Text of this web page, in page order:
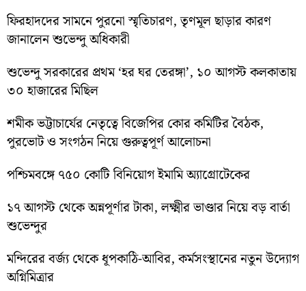
ফিরহাদদের সামনে পুরনো স্মৃতিচারণ, তৃণমূল ছাড়ার কারণ
জানালেন শুভেন্দু অধিকারী
শুভেন্দু সরকারের প্রথম ‘হর ঘর তেরঙ্গা’, ১০ আগস্ট কলকাতায়
৩০ হাজারের মিছিল
শমীক ভট্টাচার্যের নেতৃত্বে বিজেপির কোর কমিটির বৈঠক,
পুরভোট ও সংগঠন নিয়ে গুরুত্বপূর্ণ আলোচনা
পশ্চিমবঙ্গে ৭৫০ কোটি বিনিয়োগ ইমামি অ্যাগ্রোটেকের
১৭ আগস্ট থেকে অন্নপূর্ণার টাকা, লক্ষ্মীর ভাণ্ডার নিয়ে বড় বার্তা
শুভেন্দুর
মন্দিরের বর্জ্য থেকে ধূপকাঠি-আবির, কর্মসংস্থানের নতুন উদ্যোগ
অগ্নিমিত্রার